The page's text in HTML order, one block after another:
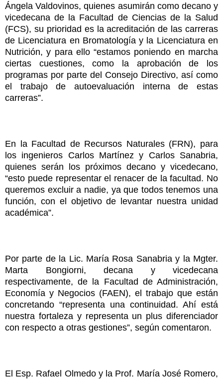
Ángela Valdovinos, quienes asumirán como decano y
vicedecana de la Facultad de Ciencias de la Salud
(FCS), su prioridad es la acreditación de las carreras
de Licenciatura en Bromatología y la Licenciatura en
Nutrición, y para ello “estamos poniendo en marcha
ciertas cuestiones, como la aprobación de los
programas por parte del Consejo Directivo, así como
el trabajo de autoevaluación interna de estas
carreras”.
En la Facultad de Recursos Naturales (FRN), para
los ingenieros Carlos Martínez y Carlos Sanabria,
quienes serán los próximos decano y vicedecano,
“esto puede representar el renacer de la facultad. No
queremos excluir a nadie, ya que todos tenemos una
función, con el objetivo de levantar nuestra unidad
académica”.
Por parte de la Lic. María Rosa Sanabria y la Mgter.
Marta Bongiorni, decana y vicedecana
respectivamente, de la Facultad de Administración,
Economía y Negocios (FAEN), el trabajo que están
concretando “representa una continuidad. Ahí está
nuestra fortaleza y representa un plus diferenciador
con respecto a otras gestiones”, según comentaron.
El Esp. Rafael Olmedo y la Prof. María José Romero,